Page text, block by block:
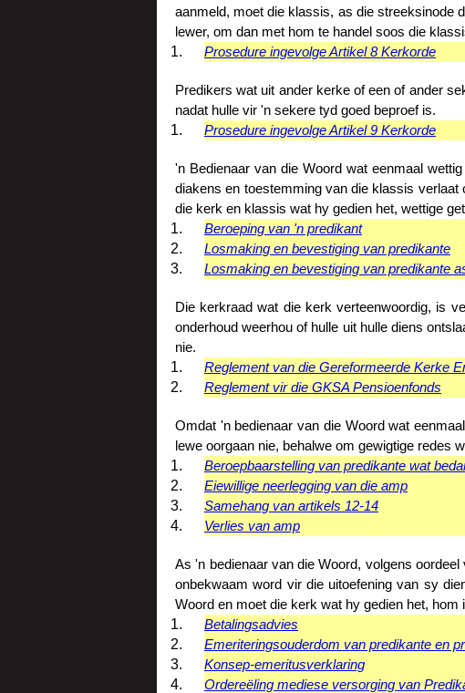
aanmeld, moet die klassis, as die streeksinode
lewer, om dan met hom te handel soos die
Prosedure ingevolge Artikel 8 Kerkorde
Predikers wat uit ander kerke of een of ander
nadat hulle vir 'n sekere tyd goed beproef is.
Prosedure ingevolge Artikel 9 Kerkorde
'n Bedienaar van die Woord wat eenmaal
diakens en toestemming van die klassis
die kerk en klassis wat hy gedien het, wettige
Beroeping van 'n predikant
Losmaking en bevestiging van predikante
Losmaking en bevestiging van predikante
Die kerkraad wat die kerk verteenwoordig, is
onderhoud weerhou of hulle uit hulle diens
nie.
Reglement van die Gereformeerde Kerke
Reglement vir die GKSA Pensioenfonds
Omdat 'n bedienaar van die Woord wat
lewe oorgaan nie, behalwe om gewigtige redes
Beroepbaarstelling van predikante wat
Eiewillige neerlegging van die amp
Samehang van artikels 12-14
Verlies van amp
As 'n bedienaar van die Woord, volgens
onbekwaam word vir die uitoefening van sy
Woord en moet die kerk wat hy gedien het,
Betalingsadvies
Emeriteringsouderdom van predikante en
Konsep-emeritusverklaring
Ordereëling mediese versorging van